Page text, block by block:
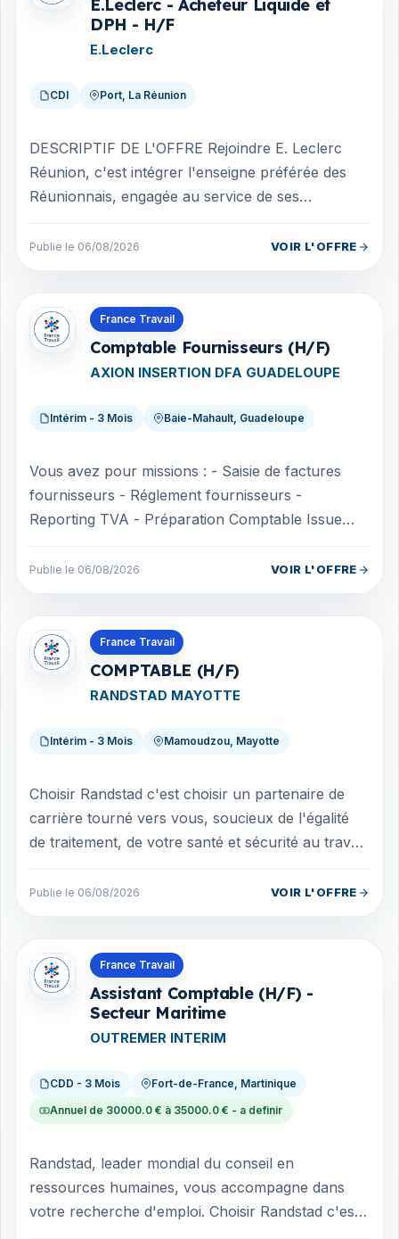
E.Leclerc - Acheteur Liquide et
DPH - H/F
E.Leclerc
CDI Port, La Réunion
DESCRIPTIF DE L'OFFRE Rejoindre E. Leclerc
Réunion, c'est intégrer l'enseigne préférée des
Réunionnais, engagée au service de ses
Publie le 06/08/2026 VOIR L'OFFRE
France Travail
Comptable Fournisseurs (H/F)
AXION INSERTION DFA GUADELOUPE
Intérim - 3 Mois Baie-Mahault, Guadeloupe
Vous avez pour missions : - Saisie de factures
fournisseurs - Réglement fournisseurs -
Reporting TVA - Préparation Comptable Issue
Publie le 06/08/2026 VOIR L'OFFRE
Offres en Guadeloupe
France Travail
COMPTABLE (H/F)
RANDSTAD MAYOTTE
Intérim - 3 Mois Mamoudzou, Mayotte
Choisir Randstad c'est choisir un partenaire de
carrière tourné vers vous, soucieux de l'égalité
de traitement, de votre santé et sécurité au travail.
Publie le 06/08/2026 VOIR L'OFFRE
Offres en Mayotte
France Travail
Assistant Comptable (H/F) -
Secteur Maritime
OUTREMER INTERIM
CDD - 3 Mois Fort-de-France, Martinique
Annuel de 30000.0 € à 35000.0 € - a definir
Randstad, leader mondial du conseil en
ressources humaines, vous accompagne dans
votre recherche d'emploi. Choisir Randstad c'est
Offres en Martinique